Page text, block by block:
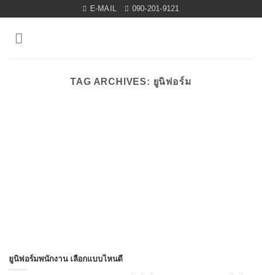
content
E-MAIL 090-201-9121
TAG ARCHIVES: ยูนิฟอร์ม
ยูนิฟอร์มพนักงาน เลือกแบบไหนดี